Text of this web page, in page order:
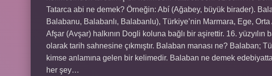
Tatarca abi ne demek? Örneğin: Abí (Ağabey, büyük birader).
Balabanu, Balabanlı, Balabanlu), Türkiye’nin Marmara, Ege,
Afşar (Avşar) halkının Dogli koluna bağlı bir aşirettir. 16.
olarak tarih sahnesine çıkmıştır. Balaban manası ne? Balaban;
kimse anlamına gelen bir kelimedir. Balaban ne demek
her şey…